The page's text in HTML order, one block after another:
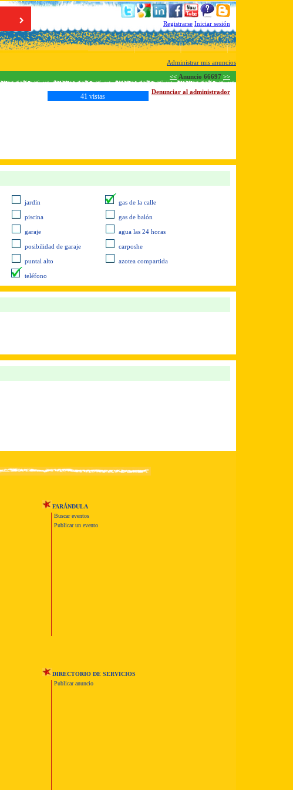
Registrarse Iniciar sesión
Administrar mis anuncios
<< Anuncio 66697 >>
Denunciar al administrador
41 vistas
jardín gas de la calle
piscina gas de balón
garaje agua las 24 horas
posibilidad de garaje carposhe
puntal alto azotea compartida
teléfono
FARÁNDULA
Buscar eventos
Publicar un evento
DIRECTORIO DE SERVICIOS
Publicar anuncio